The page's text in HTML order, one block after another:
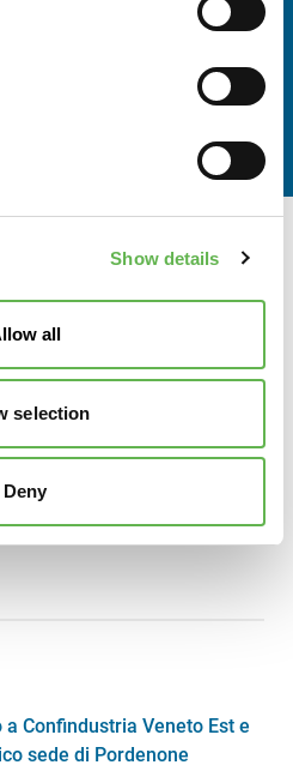
Show details
all
selection
Deny
finanziaria aziendale e
Il Sole 24 Ore Business
Analisti Finanziari (AIAF),
partecipare al corso.
Confindustria Veneto Est e
sede di Pordenone